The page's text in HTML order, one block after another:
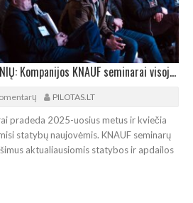
METAI PRASIDEDA NUO ŽINIŲ: Kompanijos KNAUF seminarai visoje Lietuvoje
PILOTAS.LT
pradeda 2025-uosius metus ir kviečia
statybų naujovėmis. KNAUF seminarų
aktualiausiomis statybos ir apdailos